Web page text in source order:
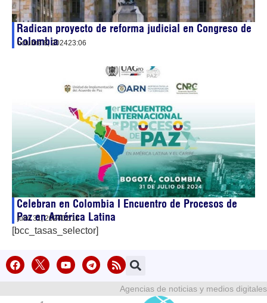
Radican proyecto de reforma judicial en Congreso de
Colombia
octubre 8, 202423:06
Celebran en Colombia I Encuentro de Procesos de
Paz en América Latina
julio 31, 202402:11
[bcc_tasas_selector]
Agencias de noticias y medios digitales